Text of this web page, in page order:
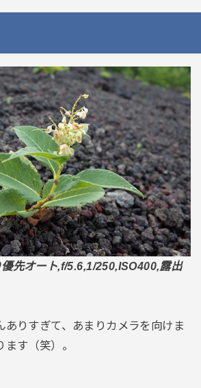
先オート,f/5.6,1/250,ISO400,露出
ありすぎて、あまりカメラを向けま
す（笑）。